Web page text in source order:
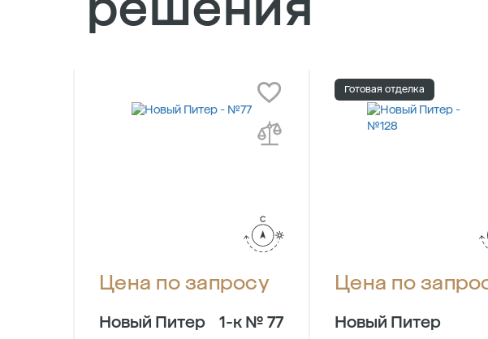
Цена по запросу
Новый Питер 1-к № 77
Готовая отделка
Цена по
Новый Питер